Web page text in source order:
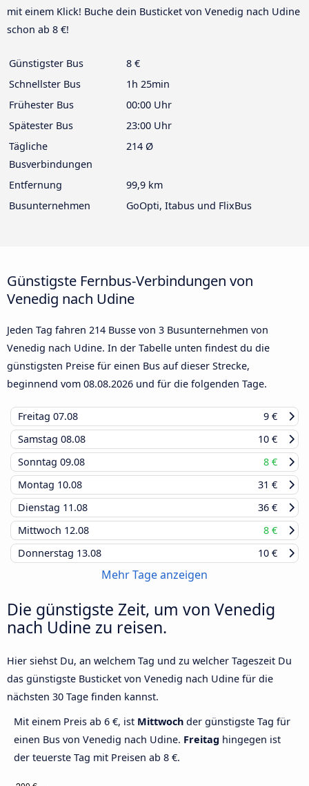
mit einem Klick! Buche dein Busticket von Venedig nach Udine
schon ab 8 €!
Günstigster Bus
8 €
Schnellster Bus
1h 25min
Frühester Bus
00:00 Uhr
Spätester Bus
23:00 Uhr
Tägliche
Busverbindungen
214 Ø
Entfernung
99,9 km
Busunternehmen
GoOpti, Itabus und FlixBus
Günstigste Fernbus-Verbindungen von
Venedig nach Udine
Jeden Tag fahren 214 Busse von 3 Busunternehmen von
Venedig nach Udine. In der Tabelle unten findest du die
günstigsten Preise für einen Bus auf dieser Strecke,
beginnend vom 08.08.2026 und für die folgenden Tage.
Freitag 07.08
9 €
Samstag 08.08
10 €
Sonntag 09.08
8 €
Montag 10.08
31 €
Dienstag 11.08
36 €
Mittwoch 12.08
8 €
Donnerstag 13.08 10 €
Mehr Tage anzeigen
Die günstigste Zeit, um von Venedig
nach Udine zu reisen.
Hier siehst Du, an welchem Tag und zu welcher Tageszeit Du
das günstigste Busticket von Venedig nach Udine für die
nächsten 30 Tage finden kannst.
Mit einem Preis ab 6 €, ist Mittwoch der günstigste Tag für
einen Bus von Venedig nach Udine. Freitag hingegen ist
der teuerste Tag mit Preisen ab 8 €.